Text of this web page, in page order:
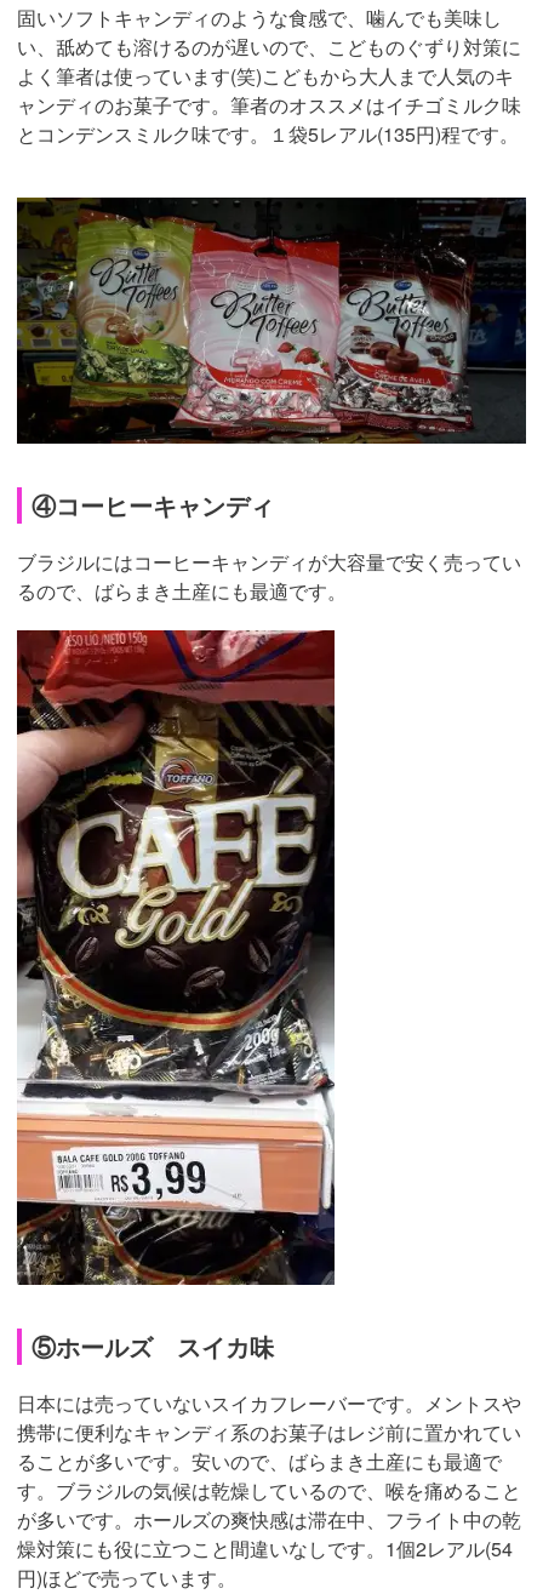
固いソフトキャンディのような食感で、噛んでも美味し
い、舐めても溶けるのが遅いので、こどものぐずり対策に
よく筆者は使っています(笑)こどもから大人まで人気のキ
ャンディのお菓子です。筆者のオススメはイチゴミルク味
とコンデンスミルク味です。１袋5レアル(135円)程です。
④コーヒーキャンディ
ブラジルにはコーヒーキャンディが大容量で安く売ってい
るので、ばらまき土産にも最適です。
⑤ホールズ スイカ味
日本には売っていないスイカフレーバーです。メントスや
携帯に便利なキャンディ系のお菓子はレジ前に置かれてい
ることが多いです。安いので、ばらまき土産にも最適で
す。ブラジルの気候は乾燥しているので、喉を痛めること
が多いです。ホールズの爽快感は滞在中、フライト中の乾
燥対策にも役に立つこと間違いなしです。1個2レアル(54
円)ほどで売っています。